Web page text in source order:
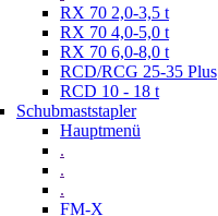
RX 70 2,0-3,5 t
RX 70 4,0-5,0 t
RX 70 6,0-8,0 t
RCD/RCG 25-35 Plus
RCD 10 - 18 t
Schubmaststapler
Hauptmenü
.
.
.
FM-X